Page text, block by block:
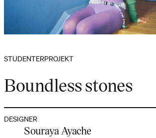
STUDENTERPROJEKT
Boundless stones
DESIGNER
Souraya Ayache